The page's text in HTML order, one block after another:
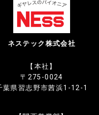
ネステック株式会社
【本社】
〒275-0024
葉県習志野市茜浜1-12-1